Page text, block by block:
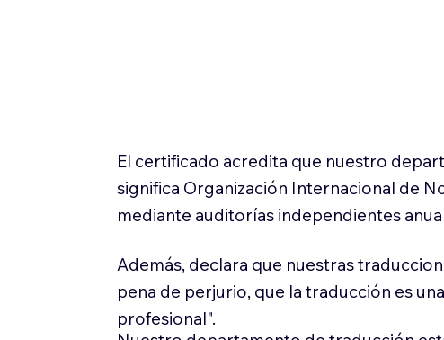
El certificado acredita que nuestro
significa Organización Internacional de
mediante auditorías independientes
Además, declara que nuestras
pena de perjurio, que la traducción es
profesional".